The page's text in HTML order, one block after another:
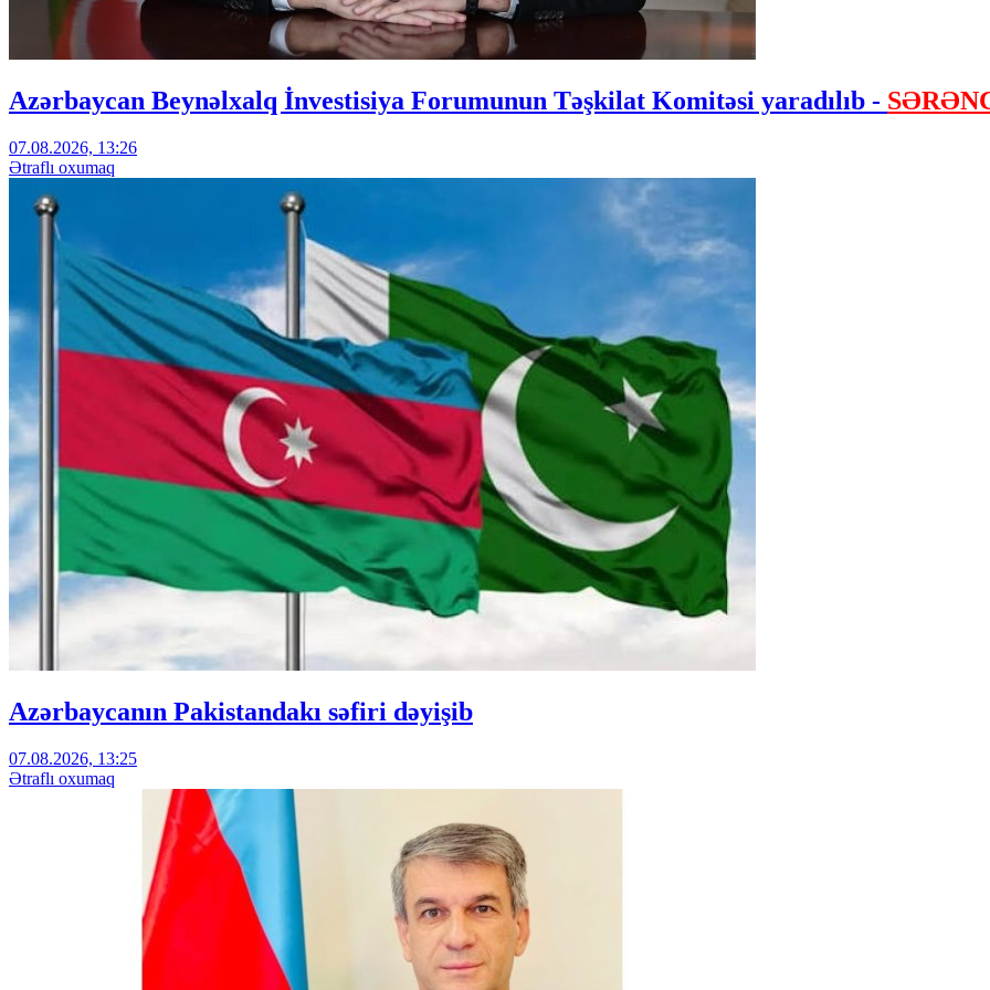
Azərbaycan Beynəlxalq İnvestisiya Forumunun Təşkilat Komitəsi yaradılıb -
07.08.2026, 13:26
Ətraflı oxumaq
Azərbaycanın Pakistandakı səfiri dəyişib
07.08.2026, 13:25
Ətraflı oxumaq